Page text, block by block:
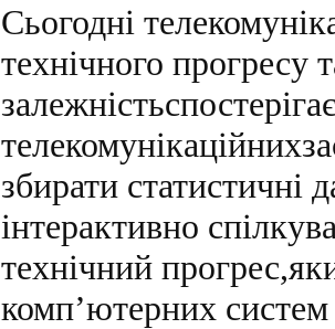
Сьогодні
технічного
збирати статистичні
інтерактивно
технічний
комп’ютерних